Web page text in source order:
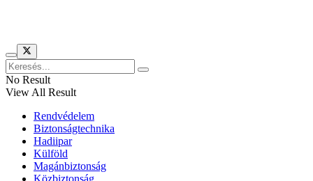
No Result
View All Result
Rendvédelem
Biztonságtechnika
Hadiipar
Külföld
Magánbiztonság
Közbiztonság